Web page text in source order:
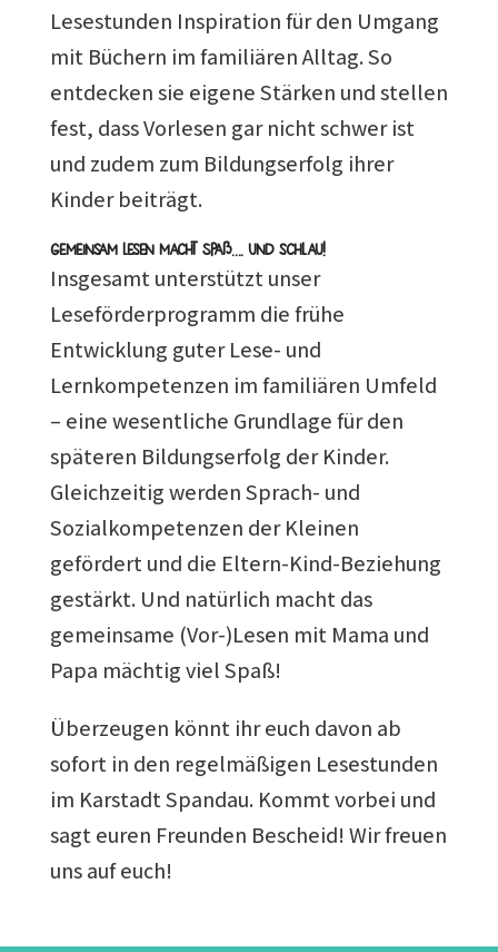
Lesestunden Inspiration für den Umgang
mit Büchern im familiären Alltag. So
entdecken sie eigene Stärken und stellen
fest, dass Vorlesen gar nicht schwer ist
und zudem zum Bildungserfolg ihrer
Kinder beiträgt.
Gemeinsam Lesen macht Spaß…. und schlau!
Insgesamt unterstützt unser
Leseförderprogramm die frühe
Entwicklung guter Lese- und
Lernkompetenzen im familiären Umfeld
– eine wesentliche Grundlage für den
späteren Bildungserfolg der Kinder.
Gleichzeitig werden Sprach- und
Sozialkompetenzen der Kleinen
gefördert und die Eltern-Kind-Beziehung
gestärkt. Und natürlich macht das
gemeinsame (Vor-)Lesen mit Mama und
Papa mächtig viel Spaß!
Überzeugen könnt ihr euch davon ab
sofort in den regelmäßigen Lesestunden
im Karstadt Spandau. Kommt vorbei und
sagt euren Freunden Bescheid! Wir freuen
uns auf euch!